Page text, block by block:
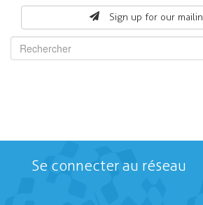
Sign up for our
form
Se connecter au réseau